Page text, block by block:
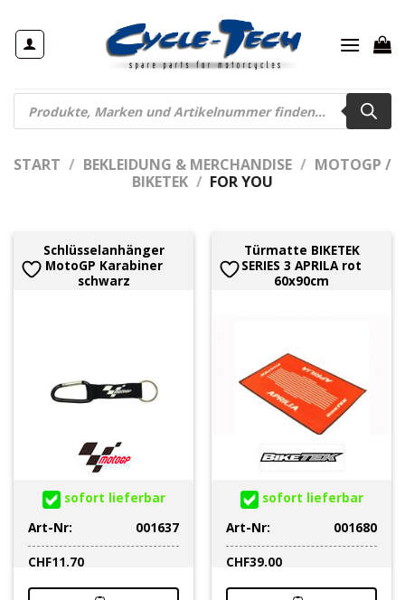
Inhalt
springen
Products
search
START / BEKLEIDUNG & MERCHANDISE / MOTOGP /
BIKETEK / FOR YOU
Schlüsselanhänger
MotoGP Karabiner
schwarz
sofort lieferbar
Art-Nr:
001637
CHF11.70
Türmatte BIKETEK
SERIES 3 APRILA rot
60x90cm
sofort lieferbar
Art-Nr:
001680
CHF39.00